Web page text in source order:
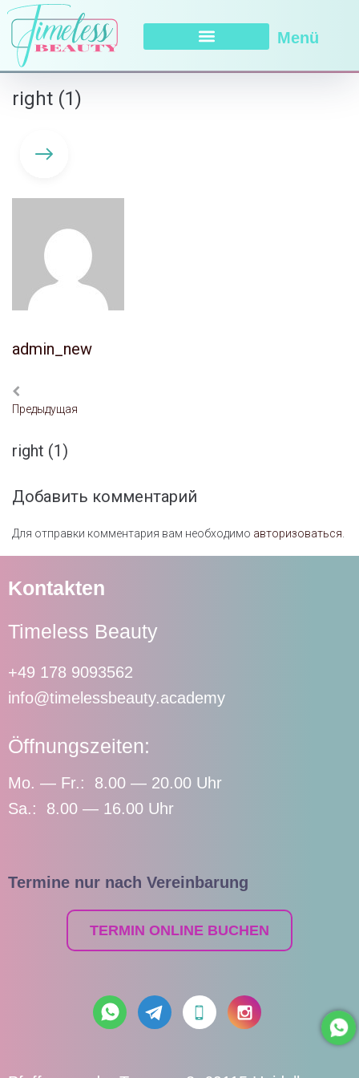
Menü
right (1)
admin_new
Предыдущая
right (1)
Добавить комментарий
Для отправки комментария вам необходимо авторизоваться
Kontakten
Timeless Beauty
+49 178 9093562
info@timelessbeauty.academy
Öffnungszeiten:
Mo. — Fr.: 8.00 — 20.00 Uhr
Sa.: 8.00 — 16.00 Uhr
Termine nur nach Vereinbarung
TERMIN ONLINE BUCHEN